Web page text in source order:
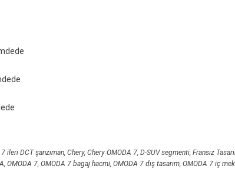
7 ileri DCT şanzıman, Chery, Chery OMODA 7, D-SUV segmenti, Fransız
, OMODA 7, OMODA 7 bagaj hacmi, OMODA 7 dış tasarım, OMODA 7 iç